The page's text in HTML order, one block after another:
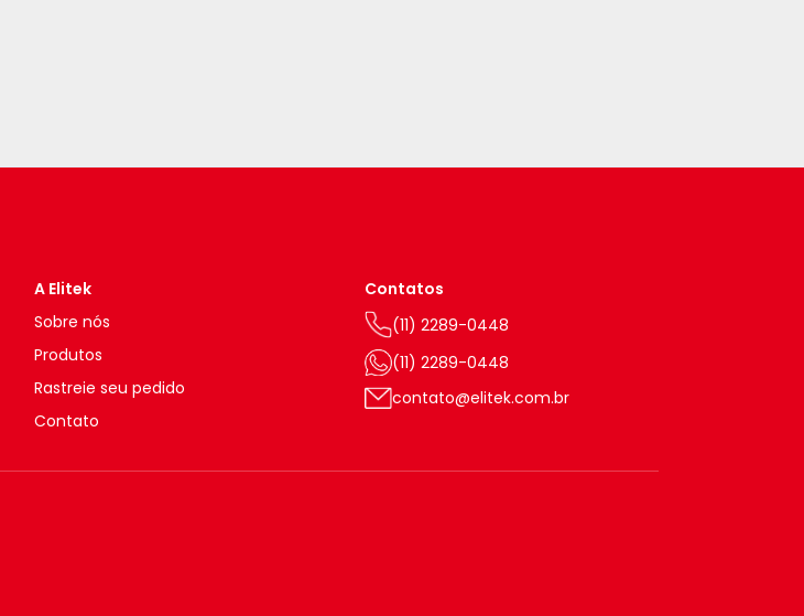
A Elitek
Sobre nós
Produtos
Rastreie seu pedido
Contato
Contatos
(11) 2289-0448
(11) 2289-0448
contato@elitek.com.br